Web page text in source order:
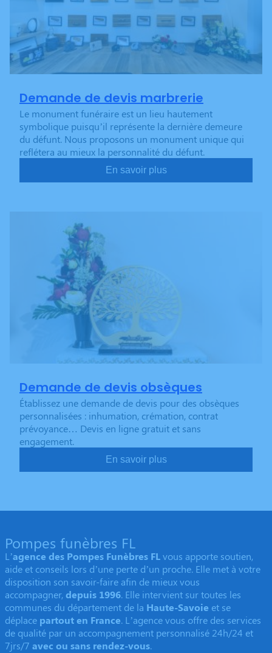
Demande de devis marbrerie
Le monument funéraire est un lieu hautement
symbolique puisqu’il représente la dernière demeure
du défunt. Nous proposons un monument unique qui
reflétera au mieux la personnalité du défunt.
En savoir plus
Demande de devis obsèques
Établissez une demande de devis pour des obsèques
personnalisées : inhumation, crémation, contrat
prévoyance… Devis en ligne gratuit et sans
engagement.
En savoir plus
Pompes funèbres FL
L’agence des Pompes Funèbres FLvous apporte soutien,
aide et conseils lors d’une perte d’un proche. Elle met à votre
disposition son savoir-faire afin de mieux vous
accompagner, depuis 1996. Elle intervient sur toutes les
communes du département de la Haute-Savoie et se
déplace partout en France. L’agence vous offre des services
de qualité par un accompagnement personnalisé 24h/24 et
7jrs/7 avec ou sans rendez-vous.